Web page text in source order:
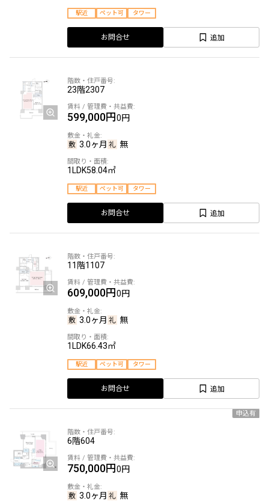
駅近 ペット可 タワー
お問合せ 追加
23階2307
599,000円0円
3.0ヶ月 無
1LDK58.04㎡
駅近 ペット可 タワー
お問合せ 追加
11階1107
609,000円0円
3.0ヶ月 無
1LDK66.43㎡
駅近 ペット可 タワー
お問合せ 追加
申込有
6階604
750,000円0円
3.0ヶ月 無